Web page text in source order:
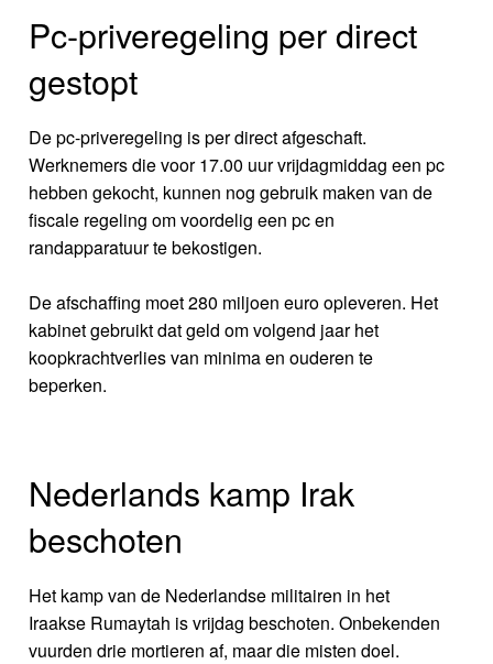
Pc-priveregeling per direct
gestopt
De pc-priveregeling is per direct afgeschaft.
Werknemers die voor 17.00 uur vrijdagmiddag een pc
hebben gekocht, kunnen nog gebruik maken van de
fiscale regeling om voordelig een pc en
randapparatuur te bekostigen.
De afschaffing moet 280 miljoen euro opleveren. Het
kabinet gebruikt dat geld om volgend jaar het
koopkrachtverlies van minima en ouderen te
beperken.
Nederlands kamp Irak
beschoten
Het kamp van de Nederlandse militairen in het
Iraakse Rumaytah is vrijdag beschoten. Onbekenden
vuurden drie mortieren af, maar die misten doel.